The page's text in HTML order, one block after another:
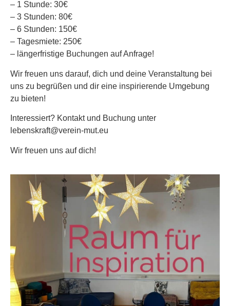
– 1 Stunde: 30€
– 3 Stunden: 80€
– 6 Stunden: 150€
– Tagesmiete: 250€
– längerfristige Buchungen auf Anfrage!
Wir freuen uns darauf, dich und deine Veranstaltung bei
uns zu begrüßen und dir eine inspirierende Umgebung
zu bieten!
Interessiert? Kontakt und Buchung unter
lebenskraft@verein-mut.eu
Wir freuen uns auf dich!